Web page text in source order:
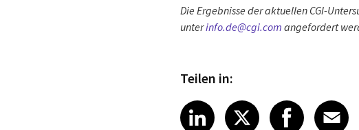
Die Ergebnisse der aktuellen CGI-
unterinfo.de@cgi.com angefordert
Teilen in:
Share article on
LinkedIn
Share article
XShare